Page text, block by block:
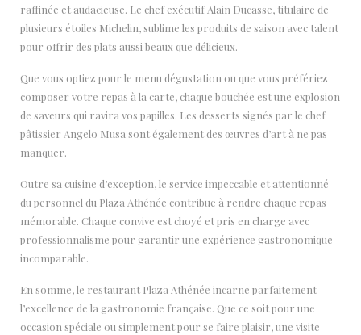
raffinée et audacieuse. Le chef exécutif Alain Ducasse, titulaire de
plusieurs étoiles Michelin, sublime les produits de saison avec talent
pour offrir des plats aussi beaux que délicieux.
Que vous optiez pour le menu dégustation ou que vous préfériez
composer votre repas à la carte, chaque bouchée est une explosion
de saveurs qui ravira vos papilles. Les desserts signés par le chef
pâtissier Angelo Musa sont également des œuvres d’art à ne pas
manquer.
Outre sa cuisine d’exception, le service impeccable et attentionné
du personnel du Plaza Athénée contribue à rendre chaque repas
mémorable. Chaque convive est choyé et pris en charge avec
professionnalisme pour garantir une expérience gastronomique
incomparable.
En somme, le restaurant Plaza Athénée incarne parfaitement
l’excellence de la gastronomie française. Que ce soit pour une
occasion spéciale ou simplement pour se faire plaisir, une visite